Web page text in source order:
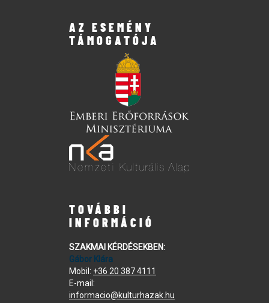
AZ ESEMÉNY
TÁMOGATÓJA
TOVÁBBI
INFORMÁCIÓ
SZAKMAI KÉRDÉSEKBEN:
Gábor Klára
Mobil: +36 20 387 4111
E-mail:
informacio@kulturhazak.hu